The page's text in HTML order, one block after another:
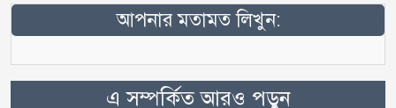
আপনার মতামত লিখুন:
এ সম্পর্কিত আরও পড়ুন